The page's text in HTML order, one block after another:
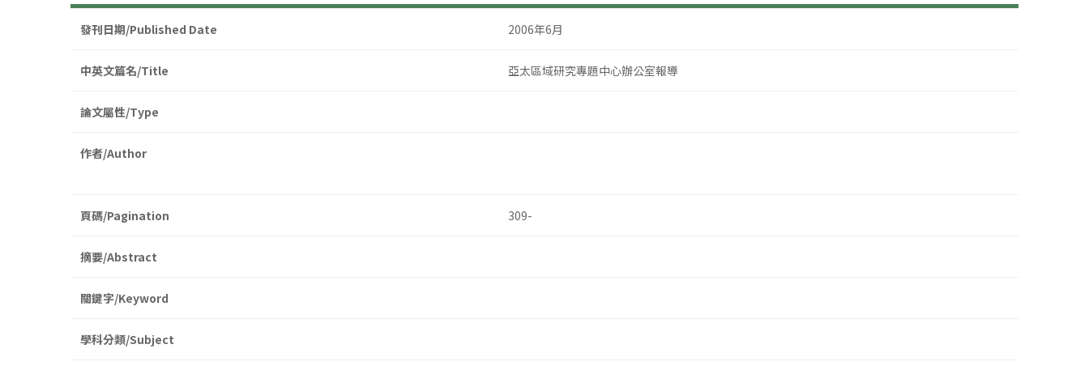
發刊日期/Published Date 2006年6月
中英文篇名/Title 亞太區域研究專題中心辦公室報導
論文屬性/Type
作者/Author
頁碼/Pagination 309-
摘要/Abstract
關鍵字/Keyword
學科分類/Subject